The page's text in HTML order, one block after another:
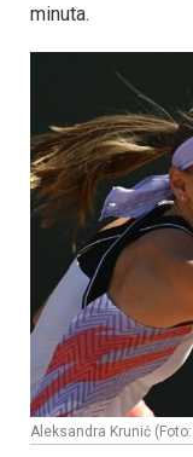
minuta.
Aleksandra Krunić